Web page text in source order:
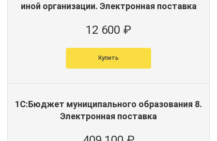
иной организации. Электронная поставка
12 600 ₽
Купить
1С:Бюджет муниципального образования 8.
Электронная поставка